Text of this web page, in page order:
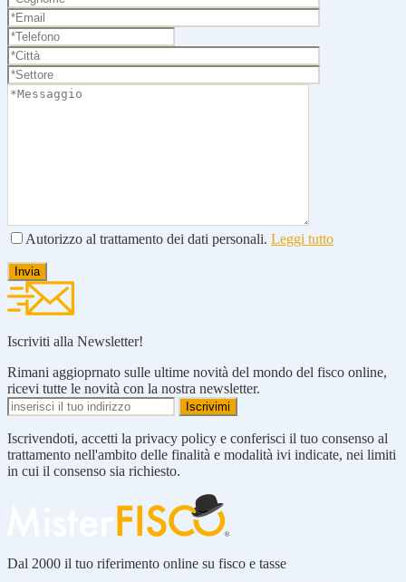
Autorizzo al trattamento dei dati personali. Leggi tutto
Iscriviti alla Newsletter!
Rimani aggioprnato sulle ultime novità del mondo del fisco online,
ricevi tutte le novità con la nostra newsletter.
Iscrivendoti, accetti la privacy policy e conferisci il tuo consenso al
trattamento nell'ambito delle finalità e modalità ivi indicate, nei limiti
in cui il consenso sia richiesto.
Dal 2000 il tuo riferimento online su fisco e tasse